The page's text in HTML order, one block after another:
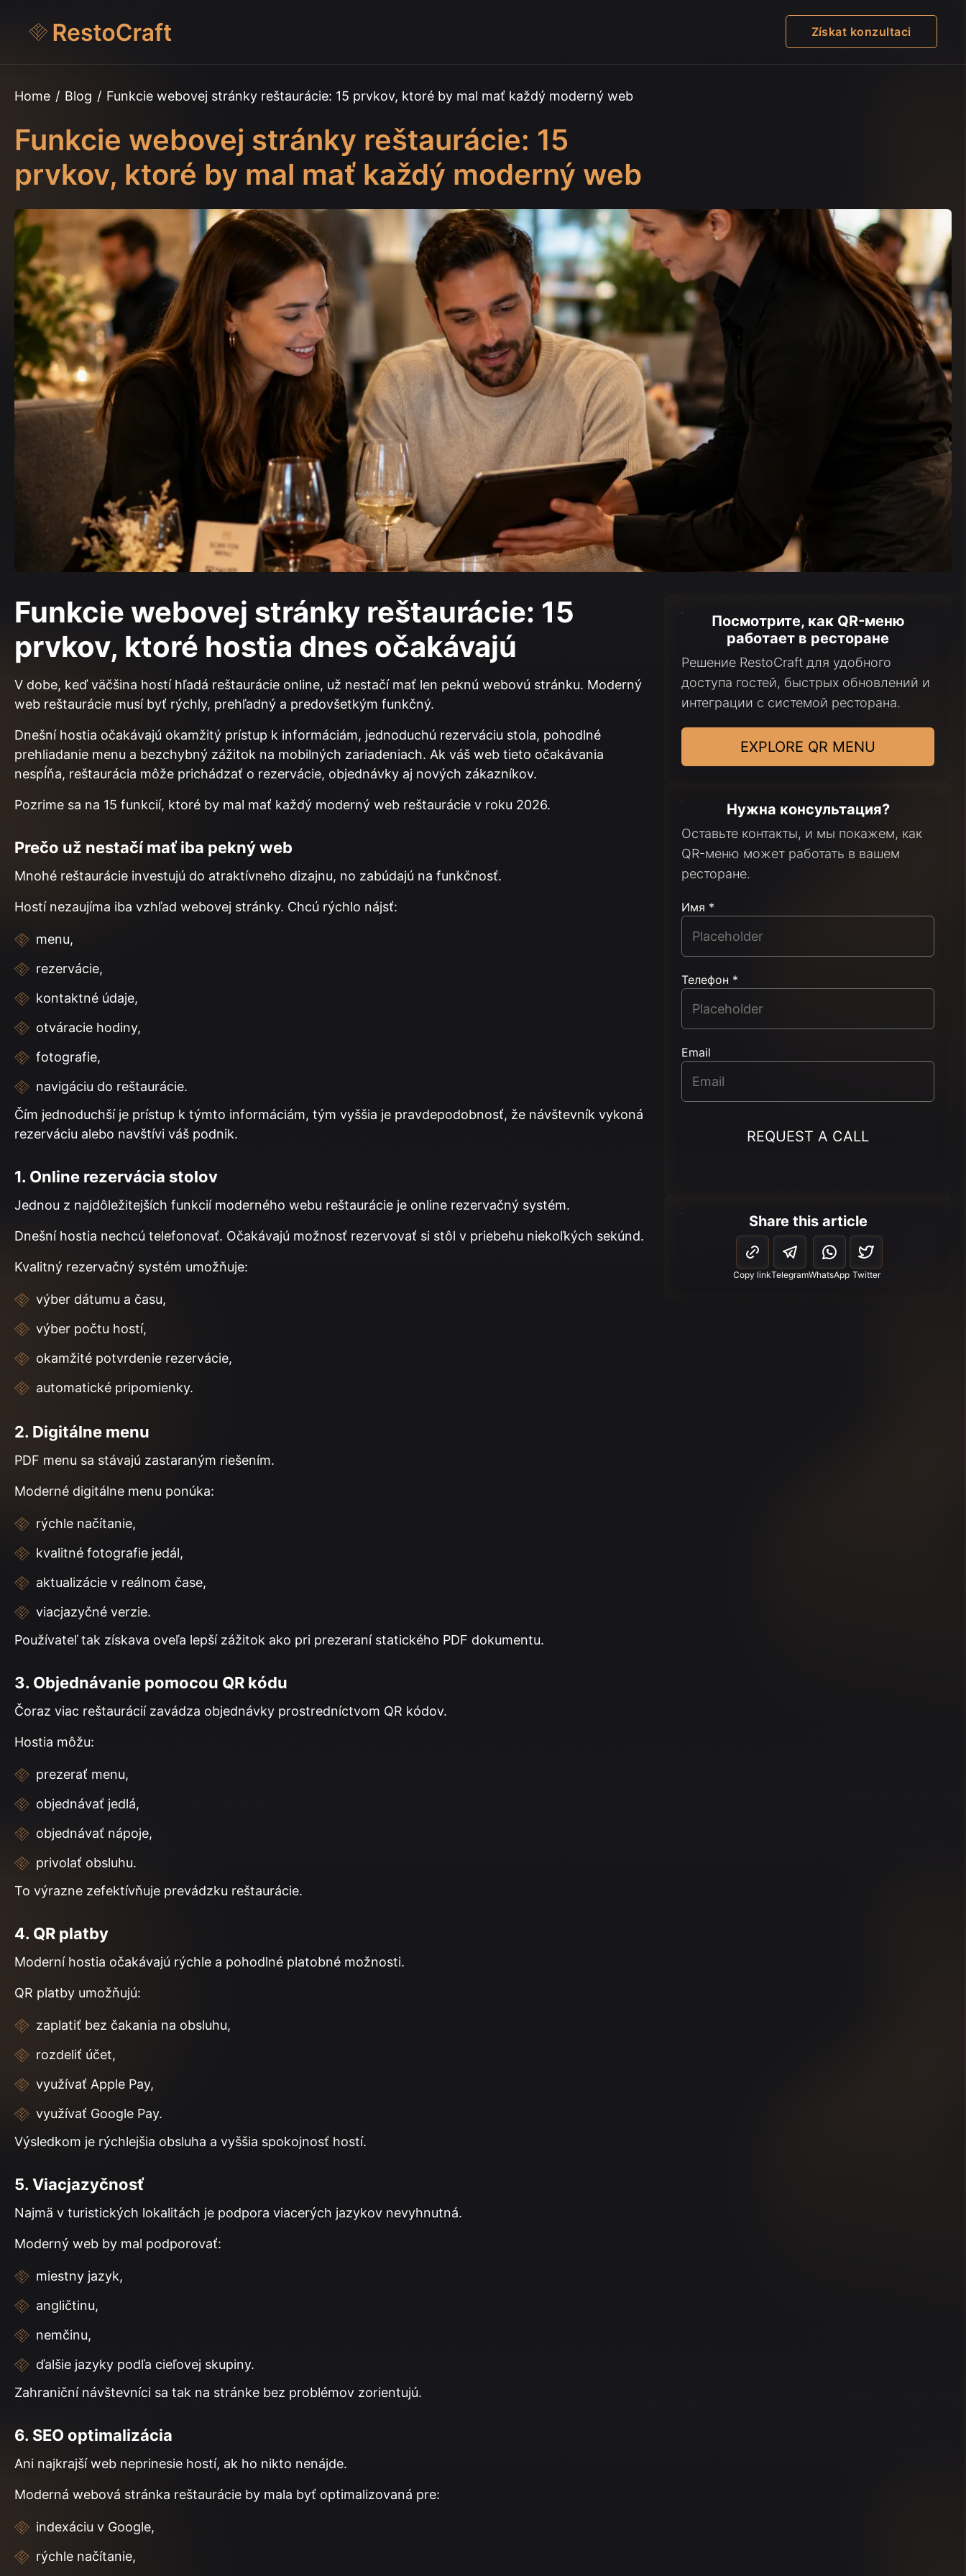
Získat konzultaci
Home / Blog / Funkcie webovej stránky reštaurácie: 15 prvkov, ktoré by mal mať každý moderný web
Funkcie webovej stránky reštaurácie: 15
prvkov, ktoré by mal mať každý moderný web
Funkcie webovej stránky reštaurácie: 15
prvkov, ktoré hostia dnes očakávajú
V dobe, keď väčšina hostí hľadá reštaurácie online, už nestačí mať len peknú webovú stránku. Moderný
web reštaurácie musí byť rýchly, prehľadný a predovšetkým funkčný.
Dnešní hostia očakávajú okamžitý prístup k informáciám, jednoduchú rezerváciu stola, pohodlné
prehliadanie menu a bezchybný zážitok na mobilných zariadeniach. Ak váš web tieto očakávania
nespĺňa, reštaurácia môže prichádzať o rezervácie, objednávky aj nových zákazníkov.
Pozrime sa na 15 funkcií, ktoré by mal mať každý moderný web reštaurácie v roku 2026.
Prečo už nestačí mať iba pekný web
Mnohé reštaurácie investujú do atraktívneho dizajnu, no zabúdajú na funkčnosť.
Hostí nezaujíma iba vzhľad webovej stránky. Chcú rýchlo nájsť:
menu,
rezervácie,
kontaktné údaje,
otváracie hodiny,
fotografie,
navigáciu do reštaurácie.
Čím jednoduchší je prístup k týmto informáciám, tým vyššia je pravdepodobnosť, že návštevník vykoná
rezerváciu alebo navštívi váš podnik.
1. Online rezervácia stolov
Jednou z najdôležitejších funkcií moderného webu reštaurácie je online rezervačný systém.
Dnešní hostia nechcú telefonovať. Očakávajú možnosť rezervovať si stôl v priebehu niekoľkých sekúnd.
Kvalitný rezervačný systém umožňuje:
výber dátumu a času,
výber počtu hostí,
okamžité potvrdenie rezervácie,
automatické pripomienky.
2. Digitálne menu
PDF menu sa stávajú zastaraným riešením.
Moderné digitálne menu ponúka:
rýchle načítanie,
kvalitné fotografie jedál,
aktualizácie v reálnom čase,
viacjazyčné verzie.
Používateľ tak získava oveľa lepší zážitok ako pri prezeraní statického PDF dokumentu.
3. Objednávanie pomocou QR kódu
Čoraz viac reštaurácií zavádza objednávky prostredníctvom QR kódov.
Hostia môžu:
prezerať menu,
objednávať jedlá,
objednávať nápoje,
privolať obsluhu.
To výrazne zefektívňuje prevádzku reštaurácie.
4. QR platby
Moderní hostia očakávajú rýchle a pohodlné platobné možnosti.
QR platby umožňujú:
zaplatiť bez čakania na obsluhu,
rozdeliť účet,
využívať Apple Pay,
využívať Google Pay.
Výsledkom je rýchlejšia obsluha a vyššia spokojnosť hostí.
5. Viacjazyčnosť
Najmä v turistických lokalitách je podpora viacerých jazykov nevyhnutná.
Moderný web by mal podporovať:
miestny jazyk,
angličtinu,
nemčinu,
ďalšie jazyky podľa cieľovej skupiny.
Zahraniční návštevníci sa tak na stránke bez problémov zorientujú.
6. SEO optimalizácia
Ani najkrajší web neprinesie hostí, ak ho nikto nenájde.
Moderná webová stránka reštaurácie by mala byť optimalizovaná pre:
indexáciu v Google,
rýchle načítanie,
Посмотрите, как QR-меню
работает в ресторане
Решение RestoCraft для удобного
доступа гостей, быстрых обновлений и
интеграции с системой ресторана.
EXPLORE QR MENU
Нужна консультация?
Оставьте контакты, и мы покажем, как
QR-меню может работать в вашем
ресторане.
Имя *
Телефон *
Email
REQUEST A CALL
Share this article
Copy linkTelegramWhatsApp Twitter